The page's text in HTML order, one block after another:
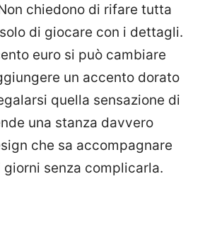
chiedono di rifare tutta
di giocare con i dettagli.
euro si può cambiare
un accento dorato
quella sensazione di
una stanza davvero
che sa accompagnare
senza complicarla.